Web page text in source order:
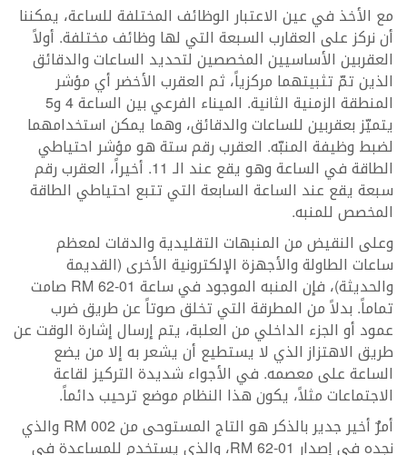
مع الأخذ في عين الاعتبار الوظائف المختلفة للساعة، يمكننا
أن نركز على العقارب السبعة التي لها وظائف مختلفة. أولاً
العقربين الأساسيين المخصصين لتحديد الساعات والدقائق
الذين تمّ تثبيتهما مركزياً، ثم العقرب الأخضر أي مؤشر
المنطقة الزمنية الثانية. الميناء الفرعي بين الساعة 4 و5
يتميّز بعقربين للساعات والدقائق، وهما يمكن استخدامهما
لضبط وظيفة المنبّه. العقرب رقم ستة هو مؤشر احتياطي
الطاقة في الساعة وهو يقع عند الـ 11. أخيراً، العقرب رقم
سبعة يقع عند الساعة السابعة التي تتبع احتياطي الطاقة
المخصص للمنبه.
وعلى النقيض من المنبهات التقليدية والدقات لمعظم
ساعات الطاولة والأجهزة الإلكترونية الأخرى (القديمة
والحديثة)، فإن المنبه الموجود في ساعة RM 62-01 صامت
تماماً. بدلاً من المطرقة التي تخلق صوتاً عن طريق ضرب
عمود أو الجزء الداخلي من العلبة، يتم إرسال إشارة الوقت عن
طريق الاهتزاز الذي لا يستطيع أن يشعر به إلا من يضع
الساعة على معصمه. في الأجواء شديدة التركيز لقاعة
الاجتماعات مثلاً، يكون هذا النظام موضع ترحيب دائماً.
أمرٌ أخير جدير بالذكر هو التاج المستوحى من RM 002 والذي
نجده في إصدار RM 62-01، والذي يستخدم للمساعدة في